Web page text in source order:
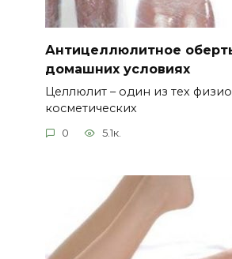
Антицеллюлитное
домашних условиях
Целлюлит – один из тех
косметических
0 5.1к.